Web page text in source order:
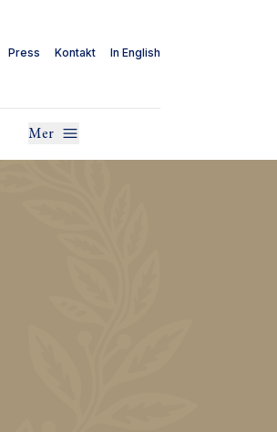
Press Kontakt In English
Mer